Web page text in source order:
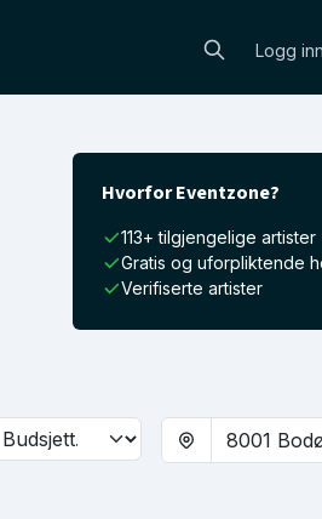
Logg inn
Hvorfor Eventzone?
113+ tilgjengelige artister
Gratis og uforpliktende
Verifiserte artister